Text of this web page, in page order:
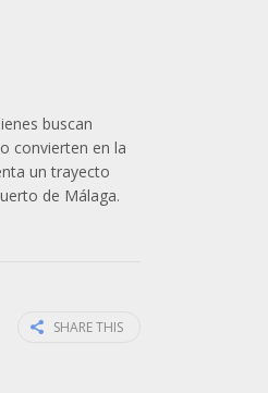
buscan
convierten en la
un trayecto
de Málaga.
SHARE THIS